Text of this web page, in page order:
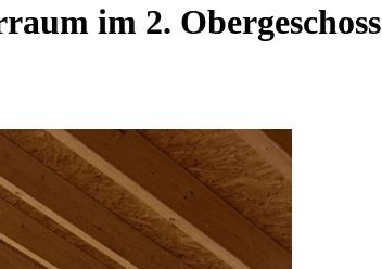
im 2. Obergeschoss